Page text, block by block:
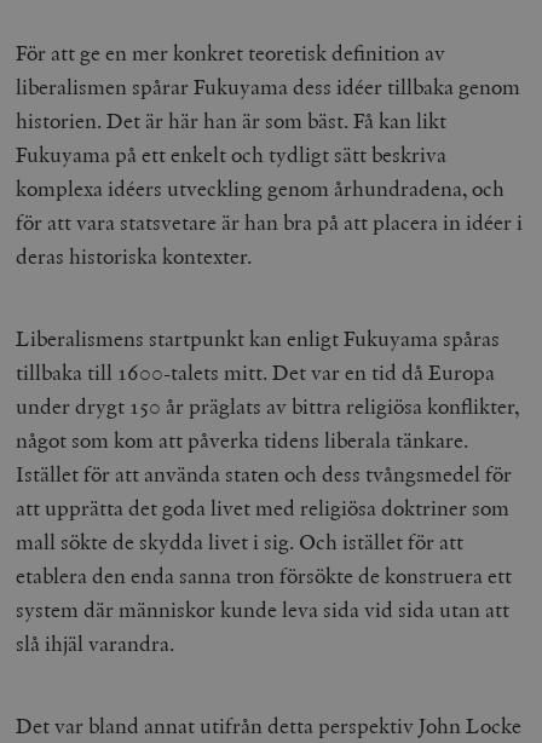
För att ge en mer konkret teoretisk definition av
liberalismen spårar Fukuyama dess idéer tillbaka genom
historien. Det är här han är som bäst. Få kan likt
Fukuyama på ett enkelt och tydligt sätt beskriva
komplexa idéers utveckling genom århundradena, och
för att vara statsvetare är han bra på att placera in idéer i
deras historiska kontexter.
Liberalismens startpunkt kan enligt Fukuyama spåras
tillbaka till 1600-talets mitt. Det var en tid då Europa
under drygt 150 år präglats av bittra religiösa konflikter,
något som kom att påverka tidens liberala tänkare.
Istället för att använda staten och dess tvångsmedel för
att upprätta det goda livet med religiösa doktriner som
mall sökte de skydda livet i sig. Och istället för att
etablera den enda sanna tron försökte de konstruera ett
system där människor kunde leva sida vid sida utan att
slå ihjäl varandra.
Det var bland annat utifrån detta perspektiv John Locke